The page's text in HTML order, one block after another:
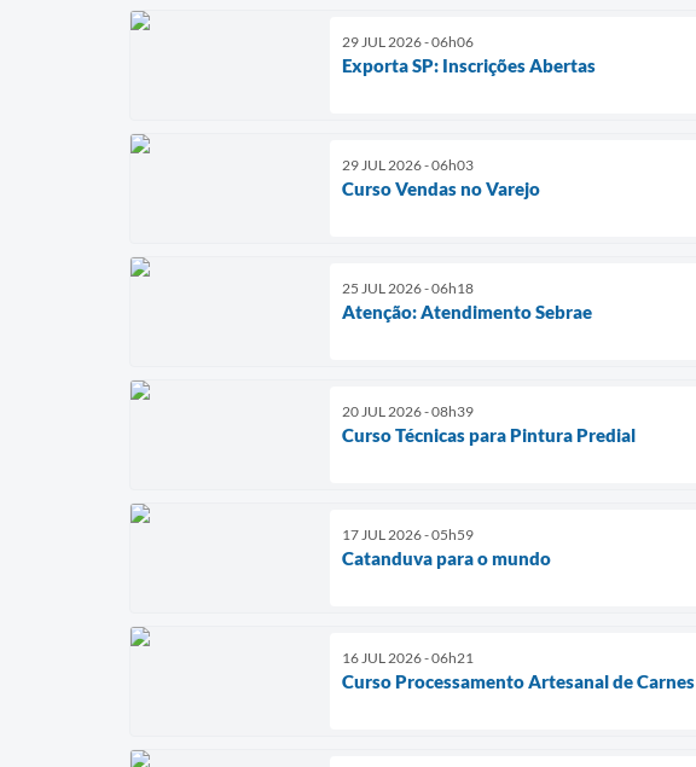
29 JUL 2026 - 06h06
Exporta SP: Inscrições Abertas
29 JUL 2026 - 06h03
Curso Vendas no Varejo
25 JUL 2026 - 06h18
Atenção: Atendimento Sebrae
20 JUL 2026 - 08h39
Curso Técnicas para Pintura Predial
17 JUL 2026 - 05h59
Catanduva para o mundo
16 JUL 2026 - 06h21
Curso Processamento Artesanal de Carnes